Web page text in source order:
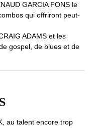
GARCIA FONS le
qui offriront peut-
ADAMS et les
gospel, de blues et de
au talent encore trop